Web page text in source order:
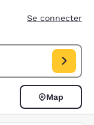
Se connecter
USA. Date d’arrivée
Map